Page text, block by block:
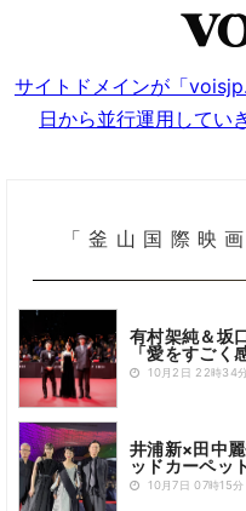
サイトドメインが「
日から並行運用してい
「釜山国際映
有村架純＆坂
「愛をすごく
10月2日 22時34
井浦新×田中
ッドカーペッ
10月7日 07時15分